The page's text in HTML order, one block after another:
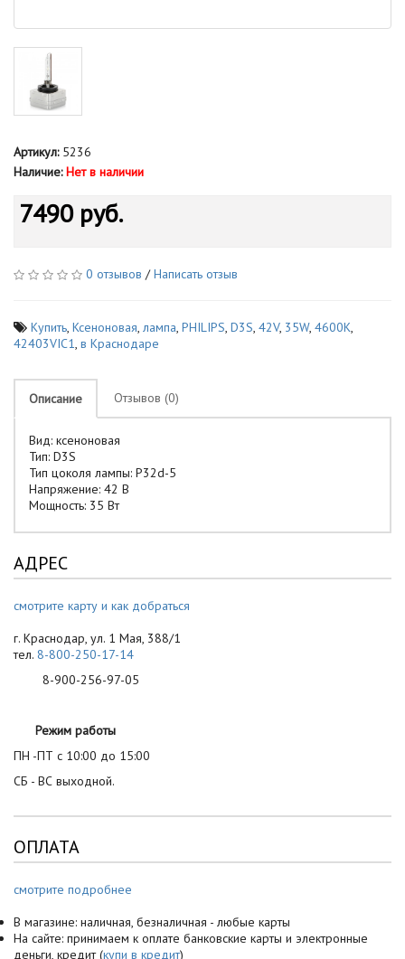
Артикул:5236
Наличие: Нет в наличии
7490 руб.
0 отзывов /Написать отзыв
Купить, Ксеноновая, лампа, PHILIPS, D3S, 42V, 35W, 4600K,
42403VIC1, в Краснодаре
Описание Отзывов (0)
Вид: ксеноновая
Тип: D3S
Тип цоколя лампы: P32d-5
Напряжение: 42 В
Мощность: 35 Вт
АДРЕС
смотрите карту и как добраться
г. Краснодар, ул. 1 Мая, 388/1
тел. 8-800-250-17-14
8-900-256-97-05
Режим работы
ПН -ПТ с 10:00 до 15:00
СБ - ВС выходной.
ОПЛАТА
смотрите подробнее
В магазине: наличная, безналичная - любые карты
На сайте: принимаем к оплате банковские карты и электронные
деньги, кредит (купи в кредит)